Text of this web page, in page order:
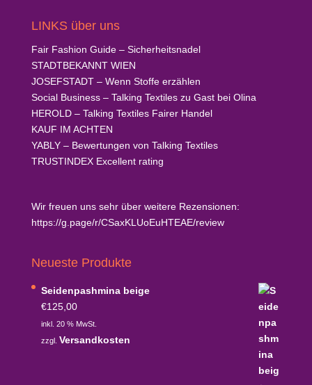
LINKS über uns
Fair Fashion Guide– Sicherheitsnadel
STADTBEKANNTWIEN
JOSEFSTADT– Wenn Stoffe erzählen
Social Business– Talking Textiles zu Gast bei Olina
HEROLD– Talking Textiles Fairer Handel
KAUF IM ACHTEN
YABLY– Bewertungen von Talking Textiles
TRUSTINDEXExcellent rating
Wir freuen uns sehr über weitere Rezensionen:
https://g.page/r/CSaxKLUoEuHTEAE/review
Neueste Produkte
Seidenpashmina beige
€125,00
inkl. 20 % MwSt.
zzgl. Versandkosten